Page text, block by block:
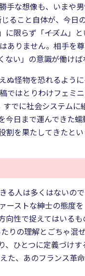
手な想像も、いまや
ること自体が、今日
限らず「――イズム」
ありません。相手を
い」の意識が働けば
怪物を恐れるよう
ではとりわけフェミ
でに社会システム
日まで運んできた
を果たしてきたとい
人は多くはないので
ストな紳士の態度を
性で捉えてはいる
りの理解とごちゃ混
ひとつに定義づけ
た、あのフランス革